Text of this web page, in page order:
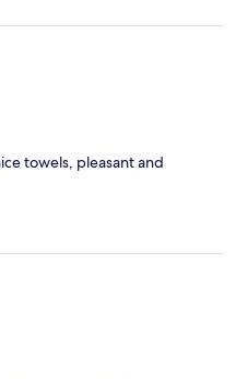
towels, pleasant and